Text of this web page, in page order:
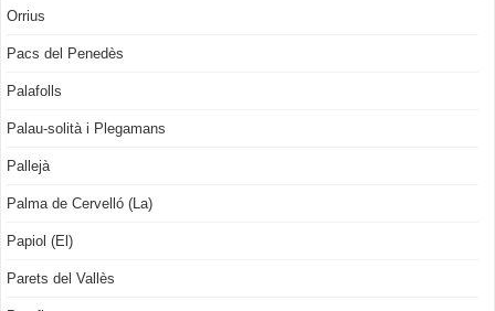
Orrius
Pacs del Penedès
Palafolls
Palau-solità i Plegamans
Pallejà
Palma de Cervelló (La)
Papiol (El)
Parets del Vallès